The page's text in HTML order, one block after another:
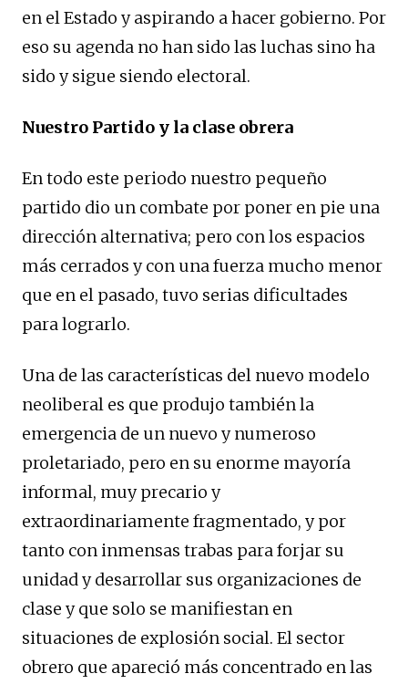
en el Estado y aspirando a hacer gobierno. Por
eso su agenda no han sido las luchas sino ha
sido y sigue siendo electoral.
Nuestro Partido y la clase obrera
En todo este periodo nuestro pequeño
partido dio un combate por poner en pie una
dirección alternativa; pero con los espacios
más cerrados y con una fuerza mucho menor
que en el pasado, tuvo serias dificultades
para lograrlo.
Una de las características del nuevo modelo
neoliberal es que produjo también la
emergencia de un nuevo y numeroso
proletariado, pero en su enorme mayoría
informal, muy precario y
extraordinariamente fragmentado, y por
tanto con inmensas trabas para forjar su
unidad y desarrollar sus organizaciones de
clase y que solo se manifiestan en
situaciones de explosión social. El sector
obrero que apareció más concentrado en las